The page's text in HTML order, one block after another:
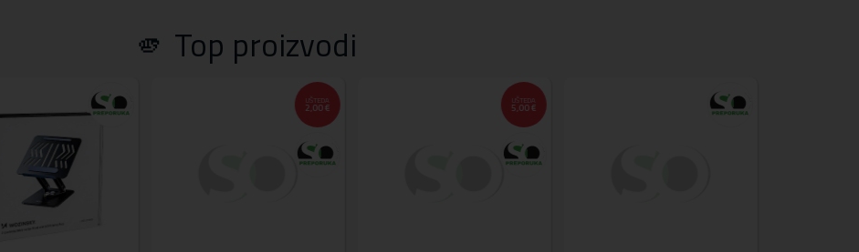
🫵 Top proizvodi
UŠTEDA
2,00 €
UŠTEDA
5,00 €